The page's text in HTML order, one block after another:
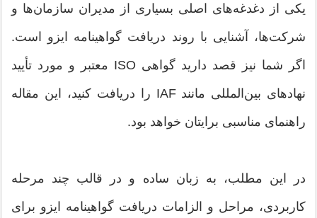
یکی از دغدغه‌های اصلی بسیاری از مدیران سازمان‌ها و
شرکت‌ها، آشنایی با روند دریافت گواهینامه ایزو است.
اگر شما نیز قصد دارید گواهی ISO معتبر و مورد تأیید
نهادهای بین‌المللی مانند IAF را دریافت کنید، این مقاله
راهنمای مناسبی برایتان خواهد بود.
در این مطلب، به زبان ساده و در قالب چند مرحله
کاربردی، مراحل و الزامات دریافت گواهینامه ایزو برای